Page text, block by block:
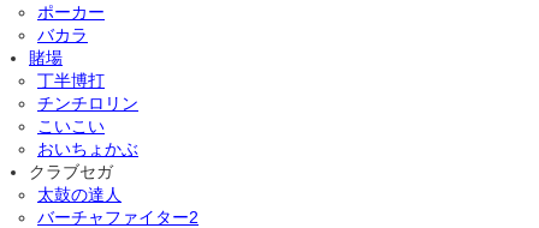
ポーカー
バカラ
賭場
丁半博打
チンチロリン
こいこい
おいちょかぶ
クラブセガ
太鼓の達人
バーチャファイター2